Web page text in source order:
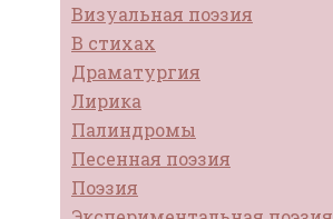
Визуальная поэзия
В стихах
Драматургия
Лирика
Палиндромы
Песенная поэзия
Поэзия